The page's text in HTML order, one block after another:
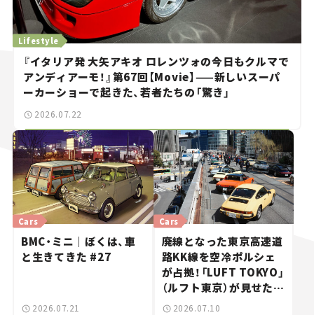
Lifestyle
『イタリア発 大矢アキオ ロレンツォの今日もクルマで
アンディアーモ！』第67回【Movie】——新しいスーパ
ーカーショーで起きた、若者たちの「驚き」
2026.07.22
Cars
BMC・ミニ｜ぼくは、車
と生きてきた #27
2026.07.21
Cars
廃線となった東京高速道
路KK線を空冷ポルシェ
が占拠！「LUFT TOKYO」
（ルフト東京）が見せた奇
跡の一日——ハッサンの
2026.07.10